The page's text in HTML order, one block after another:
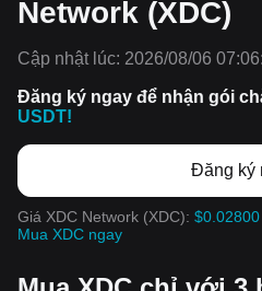
Network (XDC)
Cập nhật lúc: 2026/08/06
Đăng ký ngay để nhận gói
USDT!
Đăng ký
Giá XDC Network (XDC): $0.02800
Mua XDC ngay